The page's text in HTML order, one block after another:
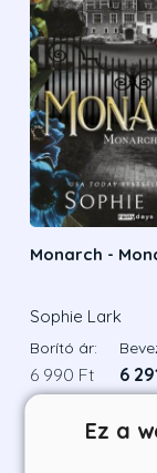
Monarch -
Sophie Lark
Borító ár:
6 990 Ft 6
Megnézem a
Ez a